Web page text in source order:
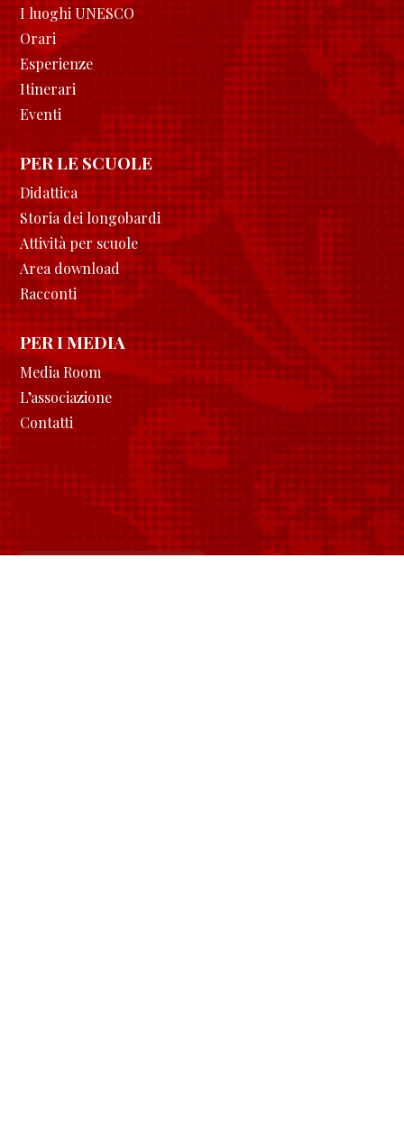
I luoghi UNESCO
Orari
Esperienze
Itinerari
Eventi
PER LE SCUOLE
Didattica
Storia dei longobardi
Attività per scuole
Area download
Racconti
PER I MEDIA
Media Room
L’associazione
Contatti